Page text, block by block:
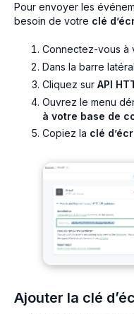
Pour envoyer les
besoin de votre clé
Connectez-vous à
Dans la barre
Cliquez sur API
Ouvrez le menu
à votre base de
Copiez la clé
Ajouter la clé